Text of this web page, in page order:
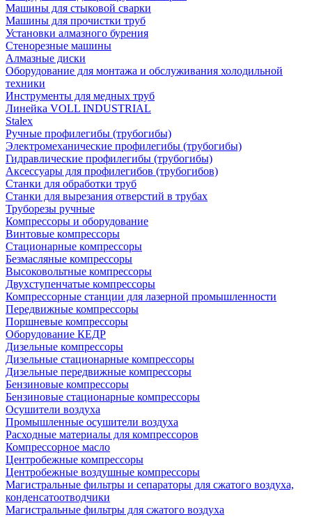
Машины для стыковой сварки
Машины для прочистки труб
Установки алмазного бурения
Стенорезные машины
Алмазные диски
Оборудование для монтажа и обслуживания холодильной
техники
Инструменты для медных труб
Линейка VOLL INDUSTRIAL
Stalex
Ручные профилегибы (трубогибы)
Электромеханические профилегибы (трубогибы)
Гидравлические профилегибы (трубогибы)
Аксессуары для профилегибов (трубогибов)
Станки для обработки труб
Станки для вырезания отверстий в трубах
Труборезы ручные
Компрессоры и оборудование
Винтовые компрессоры
Стационарные компрессоры
Безмасляные компрессоры
Высоковольтные компрессоры
Двухступенчатые компрессоры
Компрессорные станции для лазерной промышленности
Передвижные компрессоры
Поршневые компрессоры
Оборудование КЕДР
Дизельные компрессоры
Дизельные стационарные компрессоры
Дизельные передвижные компрессоры
Бензиновые компрессоры
Бензиновые стационарные компрессоры
Осушители воздуха
Промышленные осушители воздуха
Расходные материалы для компрессоров
Компрессорное масло
Центробежные компрессоры
Центробежные воздушные компрессоры
Магистральные фильтры и сепараторы для сжатого воздуха,
конденсатоотводчики
Магистральные фильтры для сжатого воздуха